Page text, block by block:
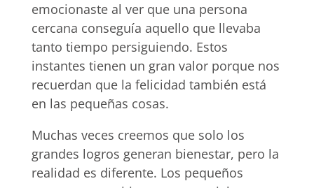
emocionaste al ver que una persona
cercana conseguía aquello que llevaba
tanto tiempo persiguiendo. Estos
instantes tienen un gran valor porque nos
recuerdan que la felicidad también está
en las pequeñas cosas.
Muchas veces creemos que solo los
grandes logros generan bienestar, pero la
realidad es diferente. Los pequeños